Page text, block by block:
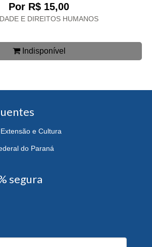
Por R$ 15,00
E DIREITOS HUMANOS
Indisponível
e Cultura
do Paraná
segura